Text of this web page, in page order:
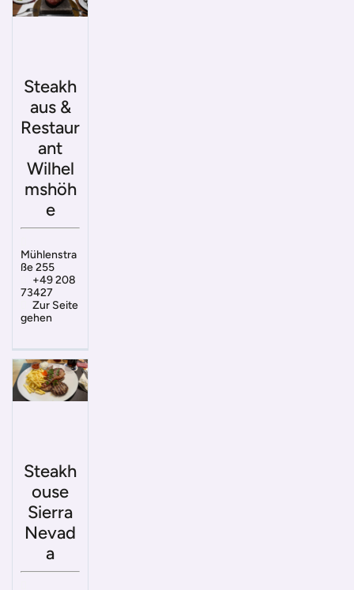
Steakh
aus &
Restaur
ant
Wilhel
mshöh
e
Mühlenstra
ße 255
+49 208
73427
Zur Seite
gehen
Steakh
ouse
Sierra
Nevad
a